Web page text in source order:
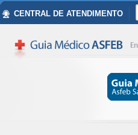
CENTRAL DE ATENDIMENTO